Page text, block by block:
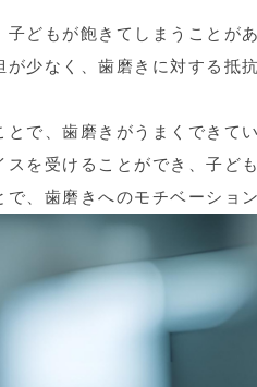
どもが飽きてしまうことが
少なく、歯磨きに対する抵
で、歯磨きがうまくできて
を受けることができ、子ど
、歯磨きへのモチベーショ